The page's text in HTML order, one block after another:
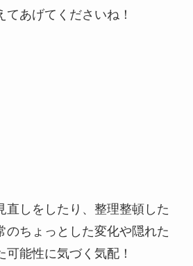
あげてくださいね！
直しをしたり、整理整頓した
のちょっとした変化や隠れた
能性に気づく気配！